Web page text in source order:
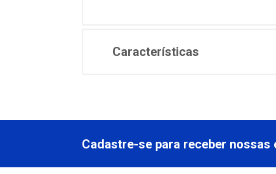
Características
Cadastre-se para receber nossas